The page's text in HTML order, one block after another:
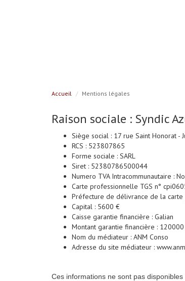
Accueil Mentions légales
Raison sociale : Syndic
Siège social : 17 rue Saint Honorat -
RCS : 523807865
Forme sociale : SARL
Siret : 52380786500044
Numero TVA Intracommunautaire :
Carte professionnelle TGS n°
Préfecture de délivrance de la carte
Capital : 5600 €
Caisse garantie financière : Galian
Montant garantie financière :
Nom du médiateur : ANM Conso
Adresse du site médiateur :
Ces informations ne sont pas